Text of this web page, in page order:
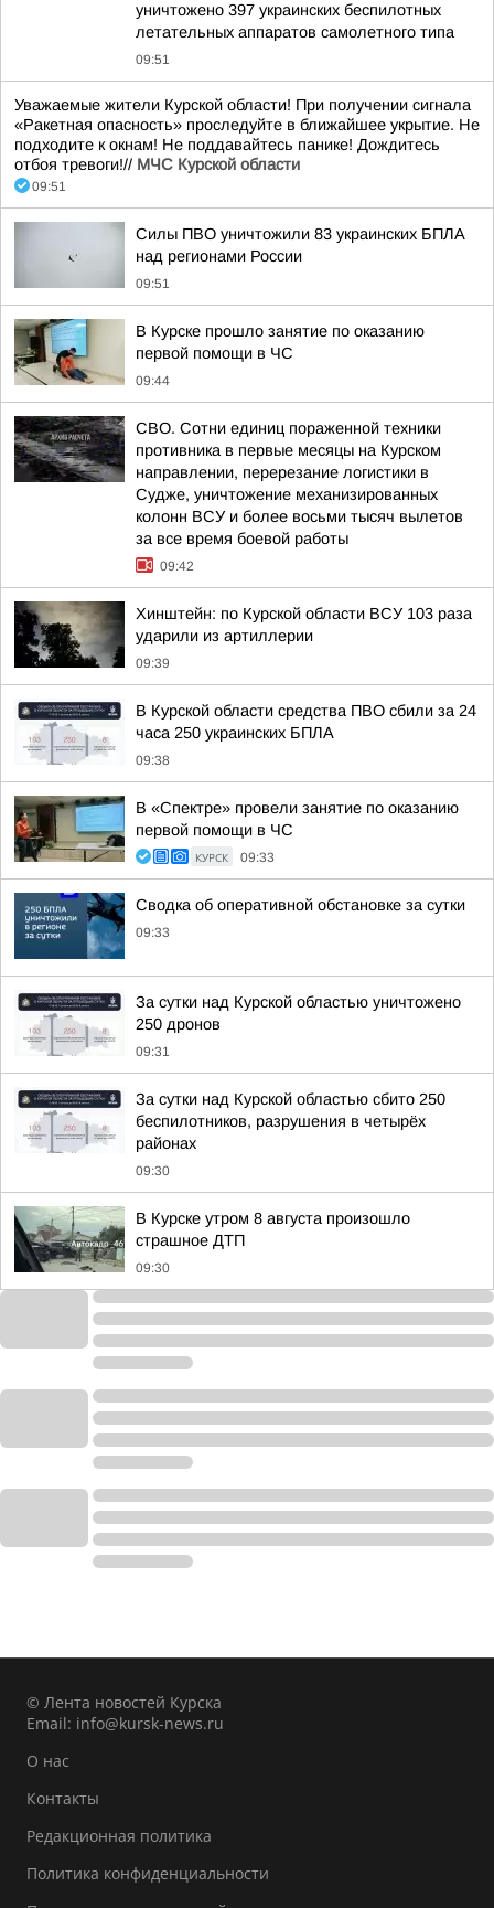
уничтожено 397 украинских беспилотных
летательных аппаратов самолетного типа
09:51
Уважаемые жители Курской области! При получении сигнала
«Ракетная опасность» проследуйте в ближайшее укрытие. Не
подходите к окнам! Не поддавайтесь панике! Дождитесь
отбоя тревоги!// МЧС Курской области
09:51
Силы ПВО уничтожили 83 украинских БПЛА
над регионами России
09:51
В Курске прошло занятие по оказанию
первой помощи в ЧС
09:44
СВО. Сотни единиц пораженной техники
противника в первые месяцы на Курском
направлении, перерезание логистики в
Судже, уничтожение механизированных
колонн ВСУ и более восьми тысяч вылетов
за все время боевой работы
09:42
Хинштейн: по Курской области ВСУ 103 раза
ударили из артиллерии
09:39
В Курской области средства ПВО сбили за 24
часа 250 украинских БПЛА
09:38
В «Спектре» провели занятие по оказанию
первой помощи в ЧС
КУРСК 09:33
Сводка об оперативной обстановке за сутки
09:33
За сутки над Курской областью уничтожено
250 дронов
09:31
За сутки над Курской областью сбито 250
беспилотников, разрушения в четырёх
районах
09:30
В Курске утром 8 августа произошло
страшное ДТП
09:30
© Лента новостей Курска
Email: info@kursk-news.ru
О нас
Контакты
Редакционная политика
Политика конфиденциальности